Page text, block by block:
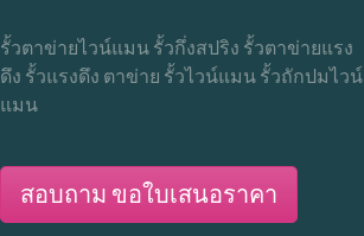
รั้วตาข่ายไวน์แมน รั้วกึ่งสปริง รั้วตาข่ายแรง
ดึง รั้วแรงดึง ตาข่าย รั้วไวน์แมน รั้วถักปมไวน์
แมน
สอบถาม ขอใบเสนอราคา